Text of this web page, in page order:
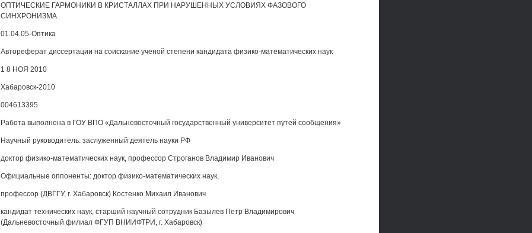
ОПТИЧЕСКИЕ ГАРМОНИКИ В КРИСТАЛЛАХ ПРИ НАРУШЕННЫХ УСЛОВИЯХ ФАЗОВОГО
СИНХРОНИЗМА
01.04.05-Оптика
Автореферат диссертации на соискание ученой степени кандидата физико-математических наук
1 8 НОЯ 2010
Хабаровск-2010
004613395
Работа выполнена в ГОУ ВПО «Дальневосточный государственный университет путей сообщения»
Научный руководитель: заслуженный деятель науки РФ
доктор физико-математических наук, профессор Строганов Владимир Иванович
Официальные оппоненты: доктор физико-математических наук,
профессор (ДВГГУ, г. Хабаровск) Костенко Михаил Иванович
кандидат технических наук, старший научный сотрудник Базылев Петр Владимирович
(Дальневосточный филиал ФГУП ВНИИФТРИ, г. Хабаровск)